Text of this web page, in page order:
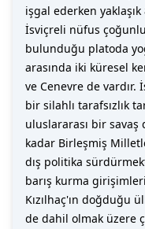
işgal ederken
İsviçreli nüfus
bulunduğu platoda
arasında iki küresel
ve Cenevre de
bir silahlı tarafsızlık
uluslararası bir savaş
kadar Birleşmiş
dış politika
barış kurma
Kızılhaç'ın doğduğu
de dahil olmak üzere